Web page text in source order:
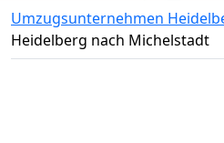
Umzugsunternehmen
Heidelberg nach Michelstadt